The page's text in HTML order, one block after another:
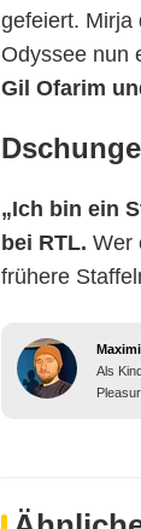
gefeiert. Mirja
Odyssee nun
Gil Ofarim
„Ich bin ein
bei RTL. Wer
frühere
Als